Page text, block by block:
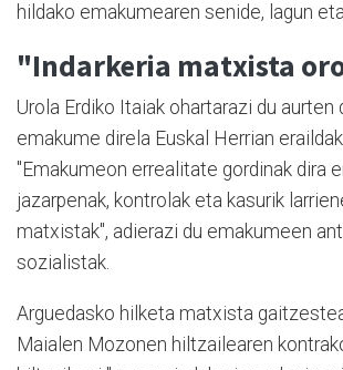
hildako emakumearen senide, lagun
"Indarkeria matxista
Urola Erdiko Itaiak ohartarazi du
emakume direla Euskal Herrian
"Emakumeon errealitate gordinak dira
jazarpenak, kontrolak eta kasurik
matxistak", adierazi du emakumeen
sozialistak.
Arguedasko hilketa matxista
Maialen Mozonen hiltzailearen